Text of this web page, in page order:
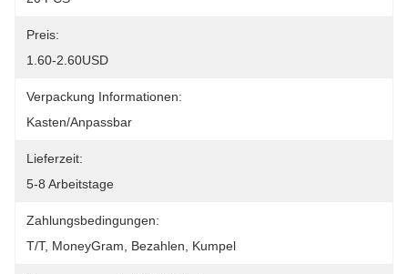
Preis:
1.60-2.60USD
Verpackung Informationen:
Kasten/Anpassbar
Lieferzeit:
5-8 Arbeitstage
Zahlungsbedingungen:
T/T, MoneyGram, Bezahlen, Kumpel